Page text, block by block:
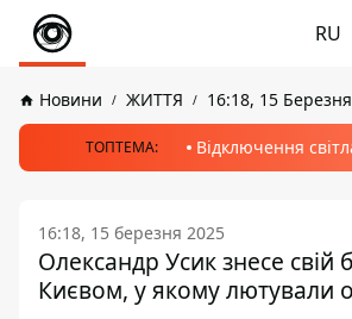
RU
Новини ЖИТТЯ 16:18, 15
ТОПТЕМА: Відключення
16:18, 15 березня 2025
Олександр Усик знесе свій
Києвом, у якому лютували